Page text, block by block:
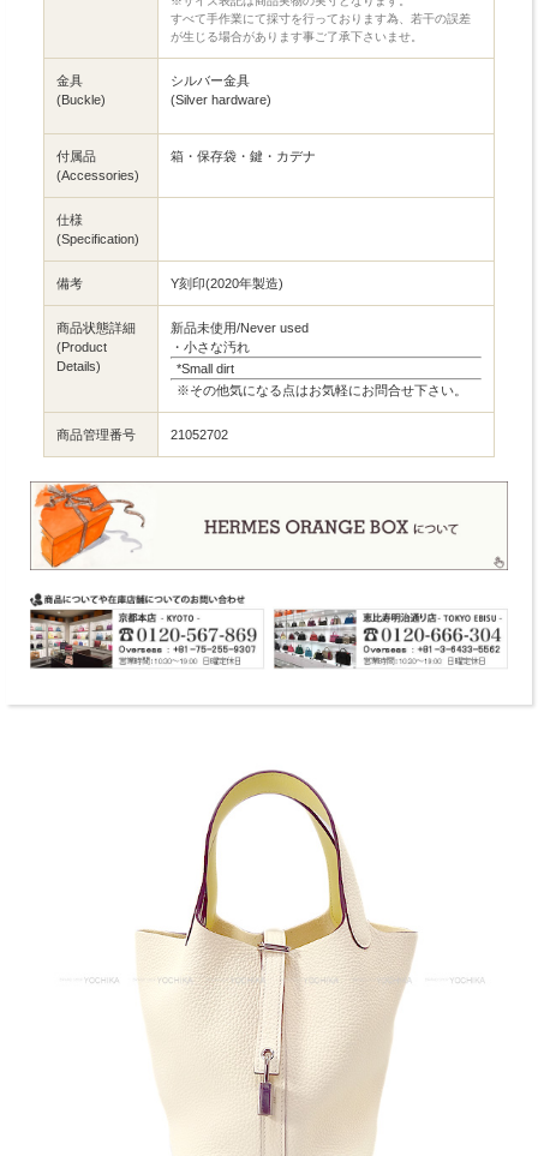
すべて手作業にて採寸を行っております為、若干の誤差
が生じる場合があります事ご了承下さいませ。
金具
(Buckle)
シルバー金具
(Silver hardware)
付属品
(Accessories)
箱・保存袋・鍵・カデナ
仕様
(Specification)
備考 Y刻印(2020年製造)
商品状態詳細
(Product
Details)
新品未使用/Never used
・小さな汚れ
*Small dirt
※その他気になる点はお気軽にお問合せ下さい。
商品管理番号 21052702